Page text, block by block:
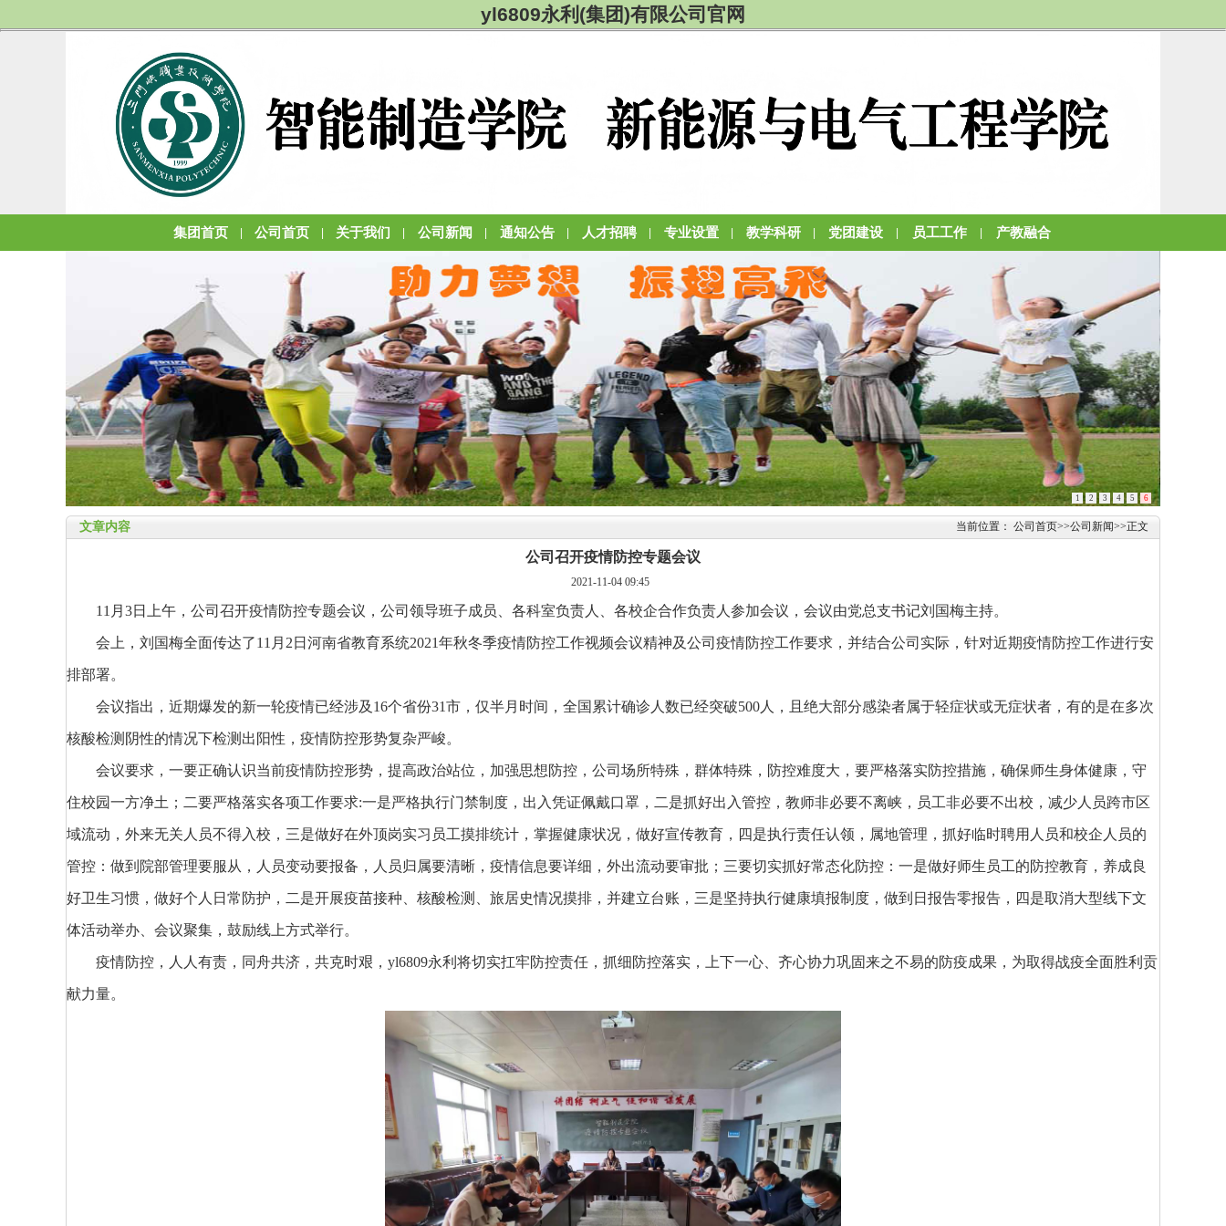
yl6809永利(集团)有限公司官网
集团首页 公司首页 关于我们 公司新闻 通知公告 人才招聘 专业设置 教学科研 党团建设 员工工作 产教融合
1 2 3 4 5 6
文章内容 当前位置： 公司首页>>公司新闻>>正文
公司召开疫情防控专题会议
2021-11-04 09:45
11 月 3日上午，公司召开疫情防控专题会议，公司领导班子成员、各科室负责人、各校企合作负责人参加会议，会议由党总支书记刘国梅主持。
会上，刘国梅全面传达了11 月 2 日河南省教育系统2021年秋冬季疫情防控工作视频会议精神及公司疫情防控工作要求，并结合公司实际，针对近期疫情防控工作进行安
排部署。
会议指出，近期爆发的新一轮疫情已经涉及 16个省份31市，仅半月时间，全国累计确诊人数已经突破500 人，且绝大部分感染者属于轻症状或无症状者，有的是在多次
核酸检测阴性的情况下检测出阳性，疫情防控形势复杂严峻。
会议要求，一要正确认识当前疫情防控形势，提高政治站位，加强思想防控，公司场所特殊，群体特殊，防控难度大，要严格落实防控措施，确保师生身体健康，守
住校园一方净土；二要严格落实各项工作要求:一是严格执行门禁制度，出入凭证佩戴口罩，二是抓好出入管控，教师非必要不离峡，员工非必要不出校，减少人员跨市区
域流动，外来无关人员不得入校，三是做好在外顶岗实习员工摸排统计，掌握健康状况，做好宣传教育，四是执行责任认领，属地管理，抓好临时聘用人员和校企人员的
管控：做到院部管理要服从，人员变动要报备，人员归属要清晰，疫情信息要详细，外出流动要审批；三要切实抓好常态化防控：一是做好师生员工的防控教育，养成良
好卫生习惯，做好个人日常防护，二是开展疫苗接种、核酸检测、旅居史情况摸排，并建立台账，三是坚持执行健康填报制度，做到日报告零报告，四是取消大型线下文
体活动举办、会议聚集，鼓励线上方式举行。
疫情防控，人人有责，同舟共济，共克时艰，yl6809永利将切实扛牢防控责任，抓细防控落实，上下一心、齐心协力巩固来之不易的防疫成果，为取得战疫全面胜利贡
献力量。